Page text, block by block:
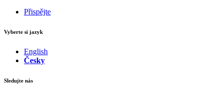
Přispějte
Vyberte si jazyk
English
Česky
Sledujte nás